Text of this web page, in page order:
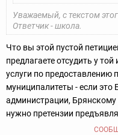
Уважаемый, с текстом
Ответчик - школа.
Что вы этой пустой
предлагаете отсудить у
услуги по предоставлению
муниципалитеты - если это
администрации,
нужно претензии